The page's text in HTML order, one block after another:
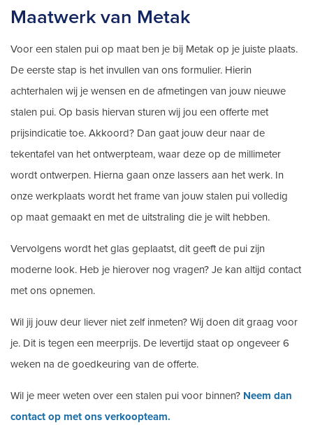
Maatwerk van Metak
Voor een stalen pui op maat ben je bij Metak op je juiste plaats.
De eerste stap is het invullen van ons formulier. Hierin
achterhalen wij je wensen en de afmetingen van jouw nieuwe
stalen pui. Op basis hiervan sturen wij jou een offerte met
prijsindicatie toe. Akkoord? Dan gaat jouw deur naar de
tekentafel van het ontwerpteam, waar deze op de millimeter
wordt ontwerpen. Hierna gaan onze lassers aan het werk. In
onze werkplaats wordt het frame van jouw stalen pui volledig
op maat gemaakt en met de uitstraling die je wilt hebben.
Vervolgens wordt het glas geplaatst, dit geeft de pui zijn
moderne look. Heb je hierover nog vragen? Je kan altijd contact
met ons opnemen.
Wil jij jouw deur liever niet zelf inmeten? Wij doen dit graag voor
je. Dit is tegen een meerprijs. De levertijd staat op ongeveer 6
weken na de goedkeuring van de offerte.
Wil je meer weten over een stalen pui voor binnen? Neem dan
contact op met ons verkoopteam.